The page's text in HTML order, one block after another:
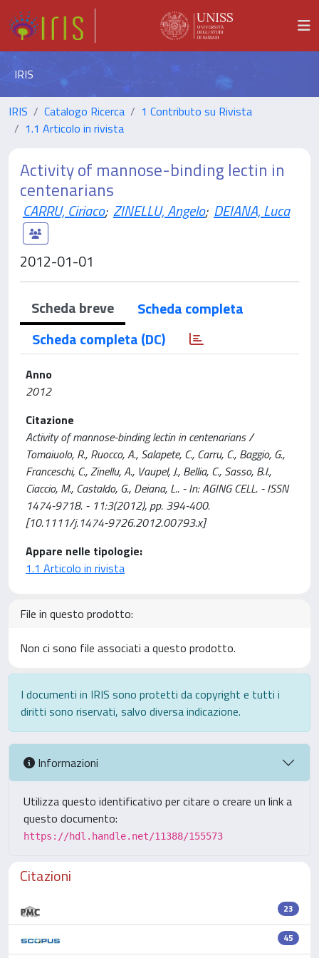
IRIS
IRIS Catalogo Ricerca
1 Contributo su Rivista
1.1 Articolo in rivista
Activity of mannose-binding lectin in
centenarians
CARRU, Ciriaco; ZINELLU, Angelo; DEIANA, Luca
2012-01-01
Scheda breve
Scheda completa
Scheda completa (DC)
Anno
2012
Citazione
Activity of mannose-binding lectin in centenarians /
Tomaiuolo, R., Ruocco, A., Salapete, C., Carru, C., Baggio, G.,
Franceschi, C., Zinellu, A., Vaupel, J., Bellia, C., Sasso, B.l.,
Ciaccio, M., Castaldo, G., Deiana, L.. - In: AGING CELL. - ISSN
1474-9718. - 11:3(2012), pp. 394-400.
[10.1111/j.1474-9726.2012.00793.x]
Appare nelle tipologie:
1.1 Articolo in rivista
File in questo prodotto:
Non ci sono file associati a questo prodotto.
I documenti in IRIS sono protetti da copyright e tutti i
diritti sono riservati, salvo diversa indicazione.
Informazioni
Utilizza questo identificativo per citare o creare un link a
questo documento:
https://hdl.handle.net/11388/155573
Citazioni
23
45